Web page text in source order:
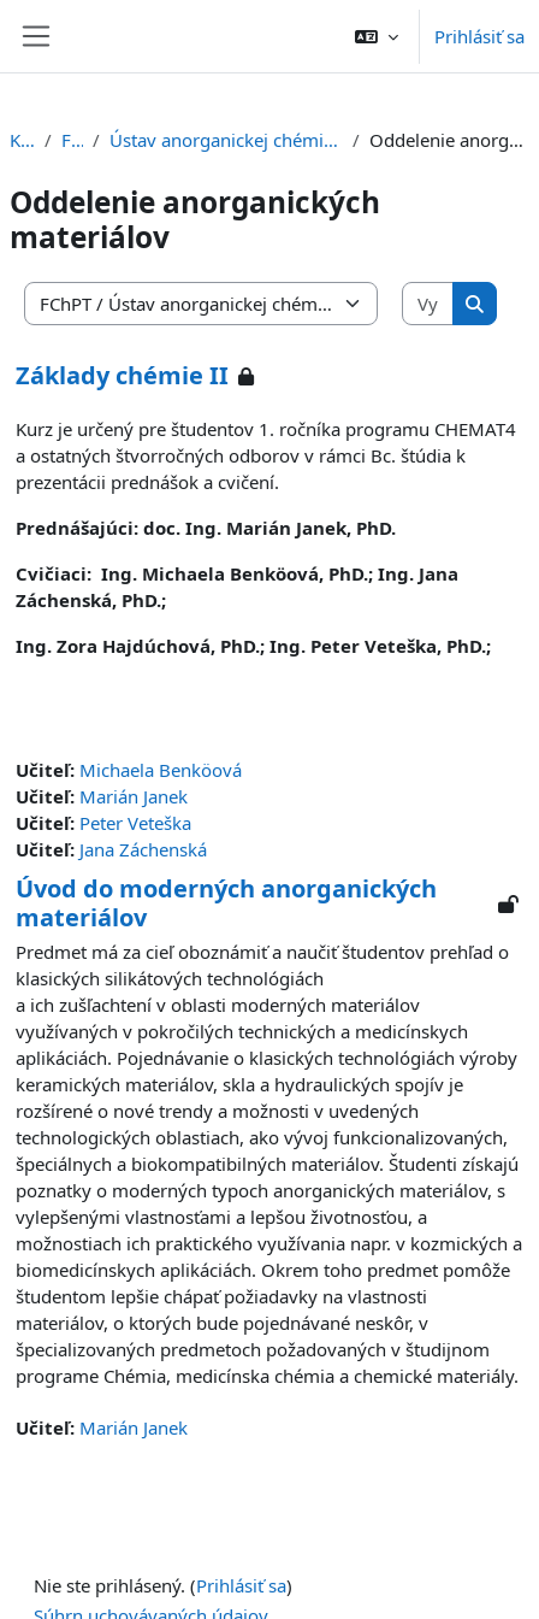
Prihlásiť sa
Kurzy FChPT Ústav anorganickej chémie, technológie a materiálov Oddelenie anorganických materiálov
Oddelenie anorganických
materiálov
Kategórie kurzov
Vyhľadať
Základy chémie II
Kurz je určený pre študentov 1. ročníka programu CHEMAT4
a ostatných štvorročných odborov v rámci Bc. štúdia k
prezentácii prednášok a cvičení.
Prednášajúci: doc. Ing. Marián Janek, PhD.
Cvičiaci: Ing. Michaela Benköová, PhD.; Ing. Jana
Záchenská, PhD.;
Ing. Zora Hajdúchová, PhD.; Ing. Peter Veteška, PhD.;
Učiteľ: Michaela Benköová
Učiteľ: Marián Janek
Učiteľ: Peter Veteška
Učiteľ: Jana Záchenská
Úvod do moderných anorganických
materiálov
Predmet má za cieľ oboznámiť a naučiť študentov prehľad o
klasických silikátových technológiách
a ich zušľachtení v oblasti moderných materiálov
využívaných v pokročilých technických a medicínskych
aplikáciách. Pojednávanie o klasických technológiách výroby
keramických materiálov, skla a hydraulických spojív je
rozšírené o nové trendy a možnosti v uvedených
technologických oblastiach, ako vývoj funkcionalizovaných,
špeciálnych a biokompatibilných materiálov. Študenti získajú
poznatky o moderných typoch anorganických materiálov, s
vylepšenými vlastnosťami a lepšou životnosťou, a
možnostiach ich praktického využívania napr. v kozmických a
biomedicínskych aplikáciách. Okrem toho predmet pomôže
študentom lepšie chápať požiadavky na vlastnosti
materiálov, o ktorých bude pojednávané neskôr, v
špecializovaných predmetoch požadovaných v študijnom
programe Chémia, medicínska chémia a chemické materiály.
Učiteľ: Marián Janek
Nie ste prihlásený. (Prihlásiť sa)